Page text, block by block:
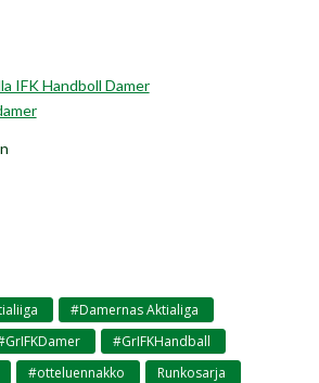
IFK Handboll Damer
#Damernas Aktialiga
#GrIFKHandball
#otteluennakko Runkosarja